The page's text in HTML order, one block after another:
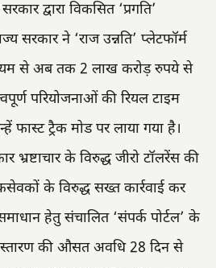
द्वारा विकसित ‘प्रगति’
सरकार ने ‘राज उन्नति’ प्लेटफॉर्म
से अब तक 2 लाख करोड़ रुपये से
परियोजनाओं की रियल टाइम
फास्ट ट्रैक मोड पर लाया गया है।
भ्रष्टाचार के विरुद्ध जीरो टॉलरेंस की
के विरुद्ध सख्त कार्रवाई कर
हेतु संचालित ‘संपर्क पोर्टल’ के
की औसत अवधि 28 दिन से